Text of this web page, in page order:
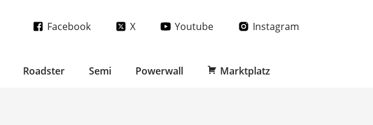
Facebook X Youtube Instagram
Roadster Semi Powerwall Marktplatz